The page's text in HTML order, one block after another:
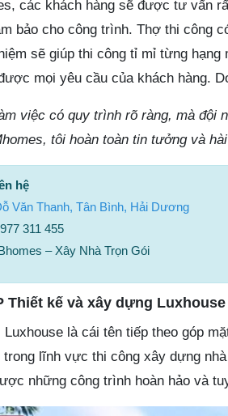
các khách hàng sẽ được tư vấn
bảo cho công trình. Thợ thi công
sẽ giúp thi công tỉ mỉ từng
mọi yêu cầu của khách hàng.
việc có quy trình rõ ràng, mà đội
tôi hoàn toàn tin tưởng và
hệ
Văn Thanh, Tân Bình, Hải Dương
311 455
– Xây Nhà Trọn Gói
Thiết kế và xây dựng Luxhouse
Luxhouse là cái tên tiếp theo góp
trong lĩnh vực thi công xây dựng
những công trình hoàn hảo và